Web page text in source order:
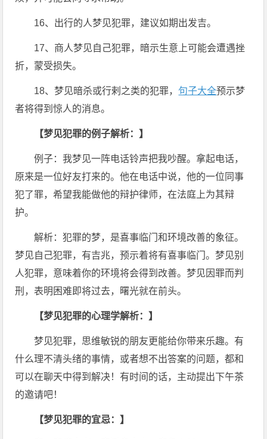
16、出行的人梦见犯罪，建议如期出发吉。
17、商人梦见自己犯罪，暗示生意上可能会遭遇挫
折，蒙受损失。
18、梦见暗杀或行剌之类的犯罪， 句子大全预示梦
者将得到惊人的消息。
【梦见犯罪的例子解析：】
例子：我梦见一阵电话铃声把我吵醒。拿起电话，
原来是一位好友打来的。他在电话中说，他的一位同事
犯了罪，希望我能做他的辩护律师，在法庭上为其辩
护。
解析：犯罪的梦，是喜事临门和环境改善的象征。
梦见自己犯罪，有吉兆，预示着将有喜事临门。梦见别
人犯罪，意味着你的环境将会得到改善。梦见因罪而判
刑，表明困难即将过去，曙光就在前头。
【梦见犯罪的心理学解析：】
梦见犯罪，思维敏锐的朋友更能给你带来乐趣。有
什么理不清头绪的事情，或者想不出答案的问题，都和
可以在聊天中得到解决！有时间的话，主动提出下午茶
的邀请吧！
【梦见犯罪的宜忌：】